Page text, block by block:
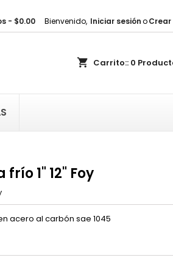
Bienvenido, Iniciar sesióno
- $0.00
shopping_cart Carrito:: 0
1" 12" Foy
acero al carbón sae 1045